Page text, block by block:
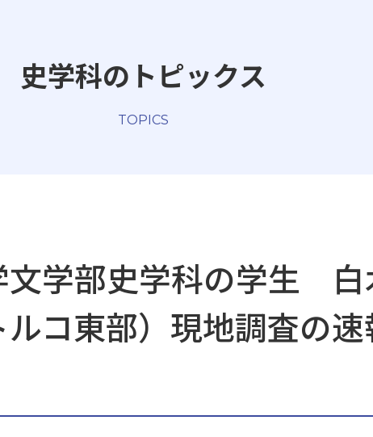
史学科のトピックス
TOPICS
文学部史学科の学生
コ東部）現地調査の